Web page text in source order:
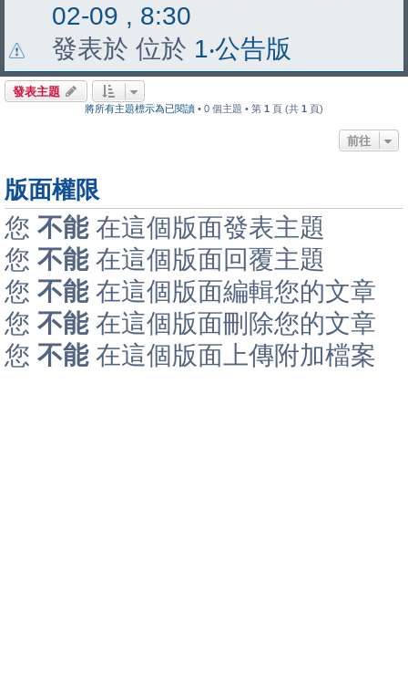
02-09 , 8:30
發表於 位於 1‧公告版
發表主題
將所有主題標示為已閱讀 • 0 個主題 • 第 1 頁 (共 1 頁)
前往
版面權限
您 不能在這個版面發表主題
您 不能在這個版面回覆主題
您 不能在這個版面編輯您的文章
您 不能在這個版面刪除您的文章
您 不能在這個版面上傳附加檔案